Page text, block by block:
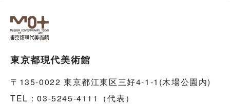
東京都現代美術館
〒135-0022 東京都江東区三好4-1-1(木場公園内)
TEL：03-5245-4111（代表）